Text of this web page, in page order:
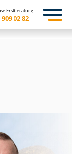
Erstberatung
909 02 82